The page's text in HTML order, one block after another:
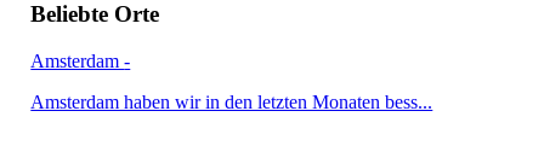
Beliebte Orte
Amsterdam-
Amsterdam haben wir in den letzten Monaten bess...